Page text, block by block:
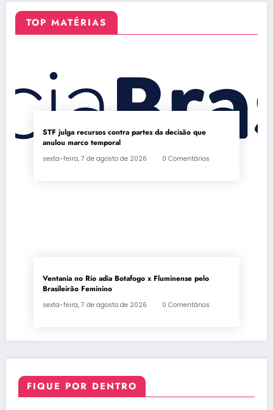
TOP MATÉRIAS
STF julga recursos contra partes da decisão que
anulou marco temporal
sexta-feira, 7 de agosto de 2026 0 Comentários
Ventania no Rio adia Botafogo x Fluminense pelo
Brasileirão Feminino
sexta-feira, 7 de agosto de 2026 0 Comentários
FIQUE POR DENTRO